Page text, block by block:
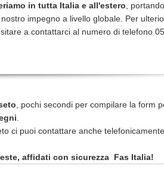
in tutta Italia e all'estero ,
impegno a livello globale. Per
a contattarci al numero di telefono
, pochi secondi per compilare la form
ci puoi contattare anche
affidati con sicurezza Fas Italia!